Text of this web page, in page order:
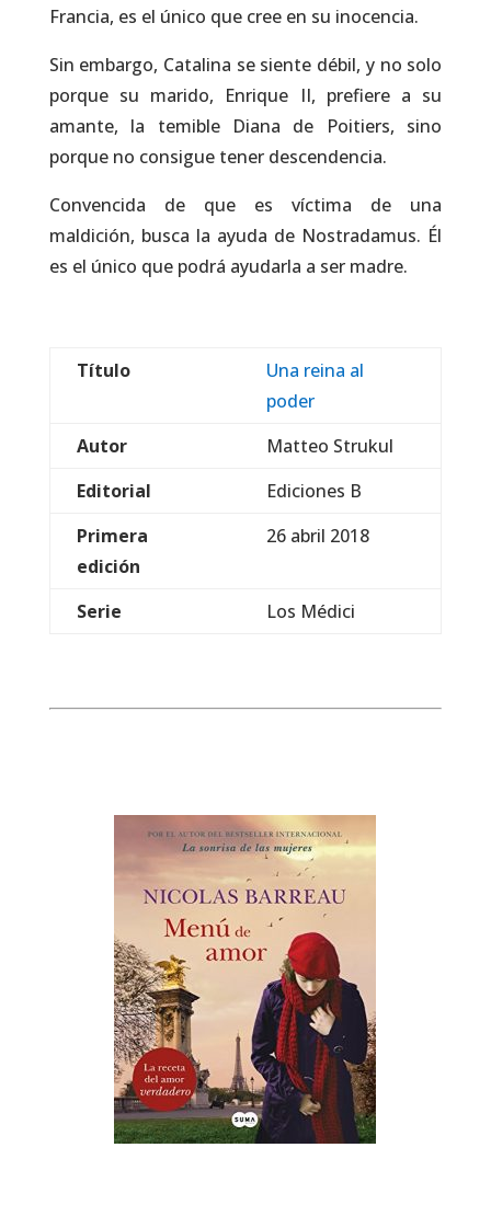
Francia, es el único que cree en su inocencia.
Sin embargo, Catalina se siente débil, y no solo
porque su marido, Enrique II, prefiere a su
amante, la temible Diana de Poitiers, sino
porque no consigue tener descendencia.
Convencida de que es víctima de una
maldición, busca la ayuda de Nostradamus. Él
es el único que podrá ayudarla a ser madre.
Título
Una reina al
poder
Autor
Matteo Strukul
Editorial
Ediciones B
Primera
edición
26 abril 2018
Serie Los Médici